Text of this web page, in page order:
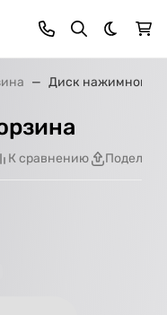
Темная
Диск нажимной,
К сравнению